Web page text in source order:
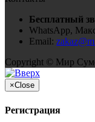
Бесплатный
WhatsApp,
Email:
Copyright © Мир
×Close
Регистрация